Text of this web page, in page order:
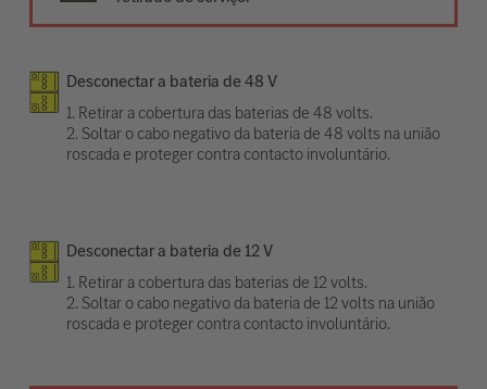
Desconectar a bateria de 48 V
1. Retirar a cobertura das baterias de 48 volts.
2. Soltar o cabo negativo da bateria de 48 volts na união
roscada e proteger contra contacto involuntário.
Desconectar a bateria de 12 V
1. Retirar a cobertura das baterias de 12 volts.
2. Soltar o cabo negativo da bateria de 12 volts na união
roscada e proteger contra contacto involuntário.